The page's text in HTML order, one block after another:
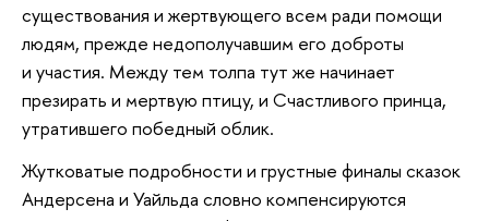
существования и жертвующего всем ради помощи
людям, прежде недополучавшим его доброты
и участия. Между тем толпа тут же начинает
презирать и мертвую птицу, и Счастливого принца,
утратившего победный облик.
Жутковатые подробности и грустные финалы сказок
Андерсена и Уайльда словно компенсируются